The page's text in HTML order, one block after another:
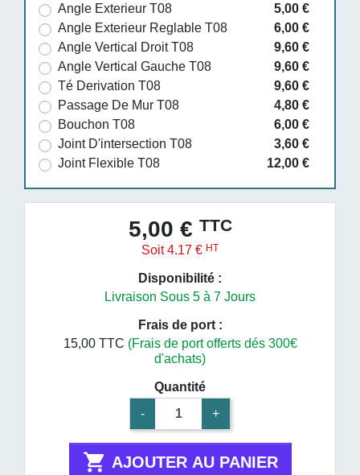
Angle Exterieur T08
5,00 €
Angle Exterieur Reglable T08
6,00 €
Angle Vertical Droit T08
9,60 €
Angle Vertical Gauche T08
9,60 €
Té Derivation T08
9,60 €
Passage De Mur T08
4,80 €
Bouchon T08
6,00 €
Joint D'intersection T08
3,60 €
Joint Flexible T08
12,00 €
5,00 € TTC
Soit 4.17 € HT
Disponibilité :
Livraison Sous 5 à 7 Jours
Frais de port :
15,00 TTC (Frais de port offerts dés 300€
d'achats)
Quantité
-
+
 AJOUTER AU PANIER